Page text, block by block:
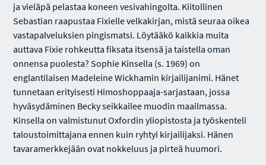
ja vieläpä pelastaa koneen vesivahingolta. Kiitollinen
Sebastian raapustaa Fixielle velkakirjan, mistä seuraa oikea
vastapalveluksien pingismatsi. Löytääkö kaikkia muita
auttava Fixie rohkeutta fiksata itsensä ja taistella oman
onnensa puolesta? Sophie Kinsella (s. 1969) on
englantilaisen Madeleine Wickhamin kirjailijanimi. Hänet
tunnetaan erityisesti Himoshoppaaja-sarjastaan, jossa
hyväsydäminen Becky seikkailee muodin maailmassa.
Kinsella on valmistunut Oxfordin yliopistosta ja työskenteli
taloustoimittajana ennen kuin ryhtyi kirjailijaksi. Hänen
tavaramerkkejään ovat nokkeluus ja pirteä huumori.